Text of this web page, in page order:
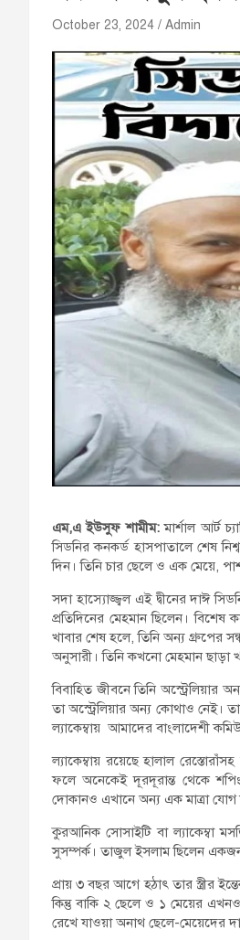
October 23, 2024 Admin
এম,এ ইউসুফ শামীম:মার্শাল আর্ট
সিডনির কনকর্ড হাসপাতালে শেষ
দিন। তিনি চার ছেলে ও এক মেয়ে,
সদা হাস্যোজ্জ্বল এই দ্বীনের দাঈ
প্রতিদিনের মেহমান ছিলেন। বিশেষ
খাবার শেষ হলে, তিনি অন্য গ্রুপের
অনুসারী। তিনি কখনো মেহমান ছাড়া
বিবাহিত জীবনে তিনি
তা অস্ট্রেলিয়ার অন্য কোথাও নেই।
ল্যাকেম্বায় আমাদের বাংলাদেশী
ল্যাকেম্বায় রয়েছে হালাল
ফলে অনেকেই দূরদূরান্ত থেকে
দোকানও এখানে অন্য এক মাত্রা যোগ
কুরআনিক সোসাইটি বা ল্যাকেম্বা
সুসম্পর্ক। তাজুল ইসলাম ছিলেন
প্রায় ৩ বছর আগে হঠাৎ তার স্ত্রীর
কিন্তু বাকি ২ ছেলে ও ১ মেয়ের এখনও
রেখে যাওয়া অনাথ ছেলে-মেয়েদের